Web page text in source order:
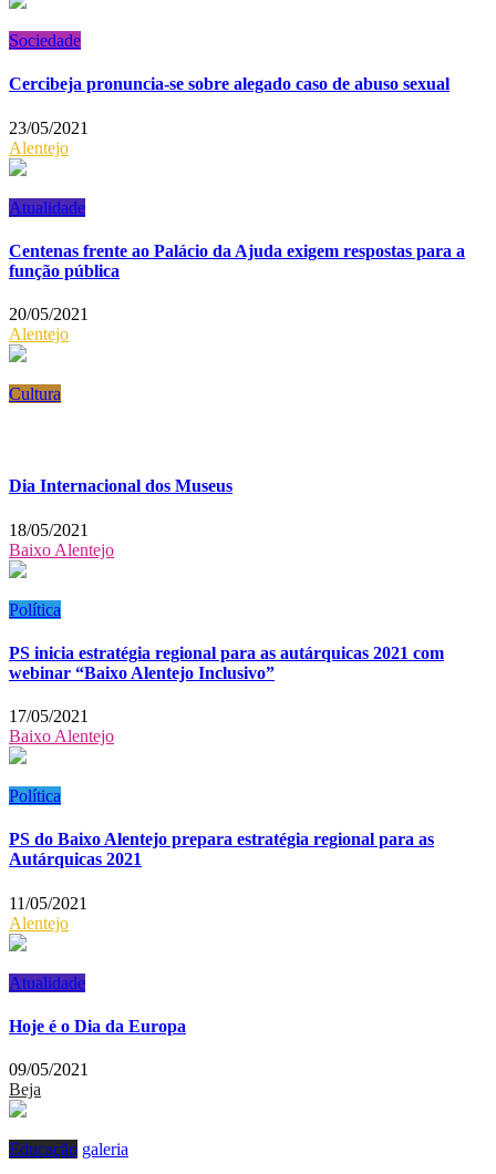
Sociedade
Cercibeja pronuncia-se sobre alegado caso de abuso sexual
23/05/2021
Alentejo
Atualidade
Centenas frente ao Palácio da Ajuda exigem respostas para a
função pública
20/05/2021
Alentejo
Cultura
Dia Internacional dos Museus
18/05/2021
Baixo Alentejo
Política
PS inicia estratégia regional para as autárquicas 2021 com
webinar “Baixo Alentejo Inclusivo”
17/05/2021
Baixo Alentejo
Política
PS do Baixo Alentejo prepara estratégia regional para as
Autárquicas 2021
11/05/2021
Alentejo
Atualidade
Hoje é o Dia da Europa
09/05/2021
Beja
Educação galeria